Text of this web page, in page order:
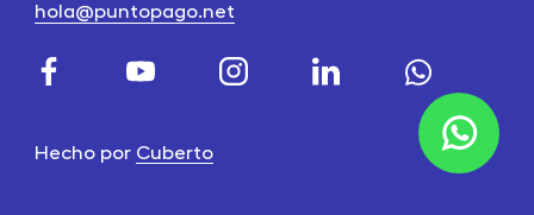
hola@puntopago.net
Hecho por Cuberto